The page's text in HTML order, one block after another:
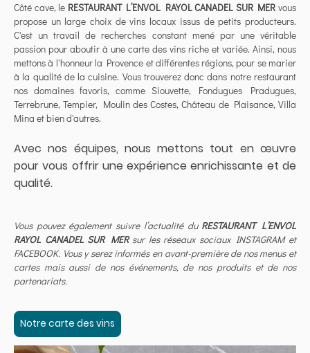
Côté cave, le RESTAURANT L’ENVOL RAYOL CANADEL SUR MER vous
propose un large choix de vins locaux issus de petits producteurs.
C'est un travail de recherches constant mené par une véritable
passion pour aboutir à une carte des vins riche et variée. Ainsi, nous
mettons à l'honneur la Provence et différentes régions, pour se marier
à la qualité de la cuisine. Vous trouverez donc dans notre restaurant
nos domaines favoris, comme Siouvette, Fondugues Pradugues,
Terrebrune, Tempier, Moulin des Costes, Château de Plaisance, Villa
Mina et bien d'autres.
Avec nos équipes, nous mettons tout en œuvre
pour vous offrir une expérience enrichissante et de
qualité.
Vous pouvez également suivre l’actualité du RESTAURANT L’ENVOL
RAYOL CANADEL SUR MERsur les réseaux sociaux INSTAGRAM et
FACEBOOK. Vous y serez informés en avant-première de nos menus et
cartes mais aussi de nos événements, de nos produits et de nos
partenariats.
Notre carte des vins